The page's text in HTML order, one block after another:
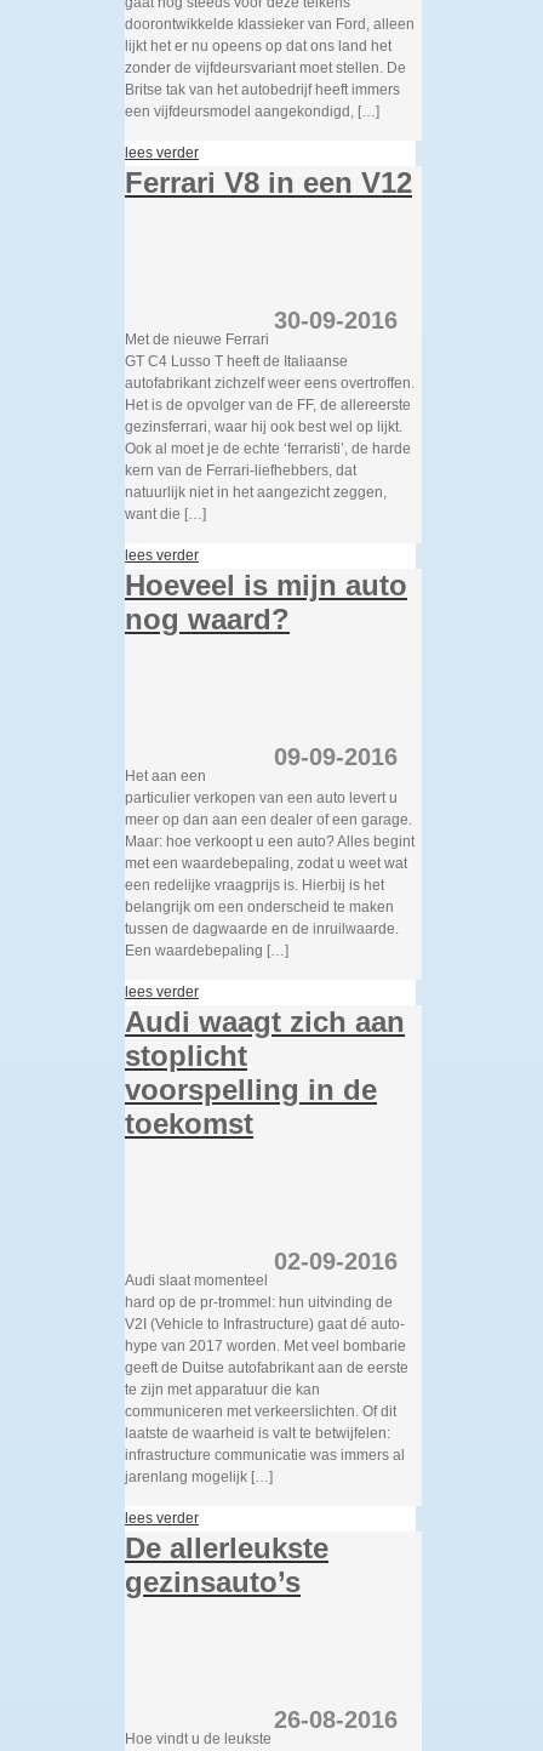
doorontwikkelde klassieker van Ford, alleen
lijkt het er nu opeens op dat ons land het
zonder de vijfdeursvariant moet stellen. De
Britse tak van het autobedrijf heeft immers
een vijfdeursmodel aangekondigd, […]
lees verder
Ferrari V8 in een V12
30-09-2016
Met de nieuwe Ferrari
GT C4 Lusso T heeft de Italiaanse
autofabrikant zichzelf weer eens overtroffen.
Het is de opvolger van de FF, de allereerste
gezinsferrari, waar hij ook best wel op lijkt.
Ook al moet je de echte ‘ferraristi’, de harde
kern van de Ferrari-liefhebbers, dat
natuurlijk niet in het aangezicht zeggen,
want die […]
lees verder
Hoeveel is mijn auto
nog waard?
09-09-2016
Het aan een
particulier verkopen van een auto levert u
meer op dan aan een dealer of een garage.
Maar: hoe verkoopt u een auto? Alles begint
met een waardebepaling, zodat u weet wat
een redelijke vraagprijs is. Hierbij is het
belangrijk om een onderscheid te maken
tussen de dagwaarde en de inruilwaarde.
Een waardebepaling […]
lees verder
Audi waagt zich aan
stoplicht
voorspelling in de
toekomst
02-09-2016
Audi slaat momenteel
hard op de pr-trommel: hun uitvinding de
V2I (Vehicle to Infrastructure) gaat dé auto-
hype van 2017 worden. Met veel bombarie
geeft de Duitse autofabrikant aan de eerste
te zijn met apparatuur die kan
communiceren met verkeerslichten. Of dit
laatste de waarheid is valt te betwijfelen:
infrastructure communicatie was immers al
jarenlang mogelijk […]
lees verder
De allerleukste
gezinsauto’s
26-08-2016
Hoe vindt u de leukste